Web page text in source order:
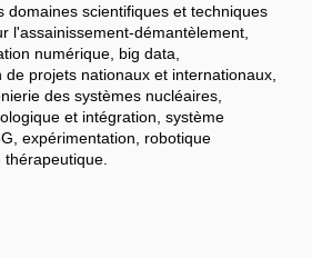
domaines scientifiques et techniques
l'assainissement-démantèlement,
numérique, big data,
projets nationaux et internationaux,
des systèmes nucléaires,
et intégration, système
expérimentation, robotique